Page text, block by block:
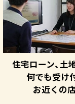
住宅ローン、土
何でも受け
お近くの